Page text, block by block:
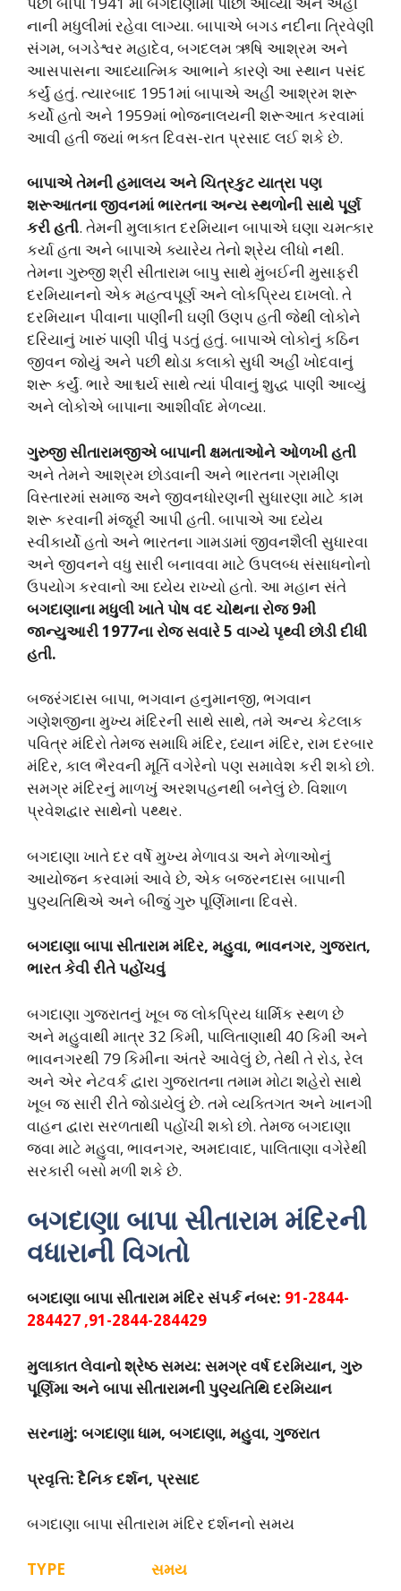
નાની મધુલીમાં રહેવા લાગ્યા. બાપાએ બગડ નદીના ત્રિવેણી
સંગમ, બગડેશ્વર મહાદેવ, બગદલમ ઋષિ આશ્રમ અને
આસપાસના આધ્યાત્મિક આભાને કારણે આ સ્થાન પસંદ
કર્યું હતું. ત્યારબાદ 1951માં બાપાએ અહીં આશ્રમ શરૂ
કર્યો હતો અને 1959માં ભોજનાલયની શરૂઆત કરવામાં
આવી હતી જ્યાં ભક્ત દિવસ-રાત પ્રસાદ લઈ શકે છે.
બાપાએ તેમની હમાલય અને ચિત્રકુટ યાત્રા પણ
શરૂઆતના જીવનમાં ભારતના અન્ય સ્થળોની સાથે પૂર્ણ
કરી હતી. તેમની મુલાકાત દરમિયાન બાપાએ ઘણા ચમત્કાર
કર્યા હતા અને બાપાએ ક્યારેય તેનો શ્રેય લીધો નથી.
તેમના ગુરુજી શ્રી સીતારામ બાપુ સાથે મુંબઈની મુસાફરી
દરમિયાનનો એક મહત્વપૂર્ણ અને લોકપ્રિય દાખલો. તે
દરમિયાન પીવાના પાણીની ઘણી ઉણપ હતી જેથી લોકોને
દરિયાનું ખારું પાણી પીવું પડતું હતું. બાપાએ લોકોનું કઠિન
જીવન જોયું અને પછી થોડા કલાકો સુધી અહીં ખોદવાનું
શરૂ કર્યું. ભારે આશ્ચર્ય સાથે ત્યાં પીવાનું શુદ્ધ પાણી આવ્યું
અને લોકોએ બાપાના આશીર્વાદ મેળવ્યા.
ગુરુજી સીતારામજીએ બાપાની ક્ષમતાઓને ઓળખી હતી
અને તેમને આશ્રમ છોડવાની અને ભારતના ગ્રામીણ
વિસ્તારમાં સમાજ અને જીવનધોરણની સુધારણા માટે કામ
શરૂ કરવાની મંજૂરી આપી હતી. બાપાએ આ ધ્યેય
સ્વીકાર્યો હતો અને ભારતના ગામડામાં જીવનશૈલી સુધારવા
અને જીવનને વધુ સારી બનાવવા માટે ઉપલબ્ધ સંસાધનોનો
ઉપયોગ કરવાનો આ ધ્યેય રાખ્યો હતો. આ મહાન સંતે
બગદાણાના મધુલી ખાતે પોષ વદ ચોથના રોજ 9મી
જાન્યુઆરી 1977ના રોજ સવારે 5 વાગ્યે પૃથ્વી છોડી દીધી
હતી.
બજરંગદાસ બાપા, ભગવાન હનુમાનજી, ભગવાન
ગણેશજીના મુખ્ય મંદિરની સાથે સાથે, તમે અન્ય કેટલાક
પવિત્ર મંદિરો તેમજ સમાધિ મંદિર, ધ્યાન મંદિર, રામ દરબાર
મંદિર, કાલ ભૈરવની મૂર્તિ વગેરેનો પણ સમાવેશ કરી શકો છો.
સમગ્ર મંદિરનું માળખું અરશપહનથી બનેલું છે. વિશાળ
પ્રવેશદ્વાર સાથેનો પથ્થર.
બગદાણા ખાતે દર વર્ષે મુખ્ય મેળાવડા અને મેળાઓનું
આયોજન કરવામાં આવે છે, એક બજરનદાસ બાપાની
પુણ્યતિથિએ અને બીજું ગુરુ પૂર્ણિમાના દિવસે.
બગદાણા બાપા સીતારામ મંદિર, મહુવા, ભાવનગર, ગુજરાત,
ભારત કેવી રીતે પહોંચવું
બગદાણા ગુજરાતનું ખૂબ જ લોકપ્રિય ધાર્મિક સ્થળ છે
અને મહુવાથી માત્ર 32 કિમી, પાલિતાણાથી 40 કિમી અને
ભાવનગરથી 79 કિમીના અંતરે આવેલું છે, તેથી તે રોડ, રેલ
અને એર નેટવર્ક દ્વારા ગુજરાતના તમામ મોટા શહેરો સાથે
ખૂબ જ સારી રીતે જોડાયેલું છે. તમે વ્યક્તિગત અને ખાનગી
વાહન દ્વારા સરળતાથી પહોંચી શકો છો. તેમજ બગદાણા
જવા માટે મહુવા, ભાવનગર, અમદાવાદ, પાલિતાણા વગેરેથી
સરકારી બસો મળી શકે છે.
બગદાણા બાપા સીતારામ મંદિરની
વધારાની વિગતો
બગદાણા બાપા સીતારામ મંદિર સંપર્ક નંબર: 91-2844-
284427 ,91-2844-284429
મુલાકાત લેવાનો શ્રેષ્ઠ સમય: સમગ્ર વર્ષ દરમિયાન, ગુરુ
પૂર્ણિમા અને બાપા સીતારામની પુણ્યતિથિ દરમિયાન
સરનામું: બગદાણા ધામ, બગદાણા, મહુવા, ગુજરાત
પ્રવૃત્તિ: દૈનિક દર્શન, પ્રસાદ
બગદાણા બાપા સીતારામ મંદિર દર્શનનો સમય
TYPE સમય